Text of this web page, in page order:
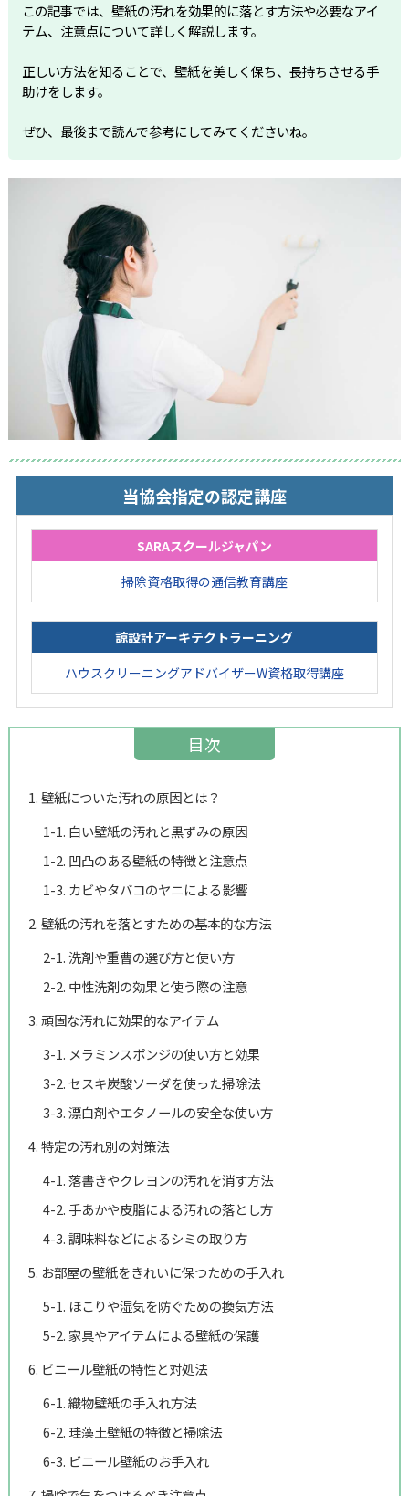
この記事では、壁紙の汚れを効果的に落とす方法や必要なアイ
テム、注意点について詳しく解説します。
正しい方法を知ることで、壁紙を美しく保ち、長持ちさせる手
助けをします。
ぜひ、最後まで読んで参考にしてみてくださいね。
当協会指定の認定講座
SARAスクールジャパン
掃除資格取得の通信教育講座
諒設計アーキテクトラーニング
ハウスクリーニングアドバイザーW資格取得講座
目次
1. 壁紙についた汚れの原因とは？
1-1. 白い壁紙の汚れと黒ずみの原因
1-2. 凹凸のある壁紙の特徴と注意点
1-3. カビやタバコのヤニによる影響
2. 壁紙の汚れを落とすための基本的な方法
2-1. 洗剤や重曹の選び方と使い方
2-2. 中性洗剤の効果と使う際の注意
3. 頑固な汚れに効果的なアイテム
3-1. メラミンスポンジの使い方と効果
3-2. セスキ炭酸ソーダを使った掃除法
3-3. 漂白剤やエタノールの安全な使い方
4. 特定の汚れ別の対策法
4-1. 落書きやクレヨンの汚れを消す方法
4-2. 手あかや皮脂による汚れの落とし方
4-3. 調味料などによるシミの取り方
5. お部屋の壁紙をきれいに保つための手入れ
5-1. ほこりや湿気を防ぐための換気方法
5-2. 家具やアイテムによる壁紙の保護
6. ビニール壁紙の特性と対処法
6-1. 織物壁紙の手入れ方法
6-2. 珪藻土壁紙の特徴と掃除法
6-3. ビニール壁紙のお手入れ